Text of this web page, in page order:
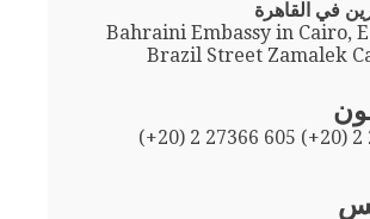
في القاهرة
Bahraini Embassy in Cairo,
Brazil Street Zamalek
(+20) 2 27366 605 (+20) 2